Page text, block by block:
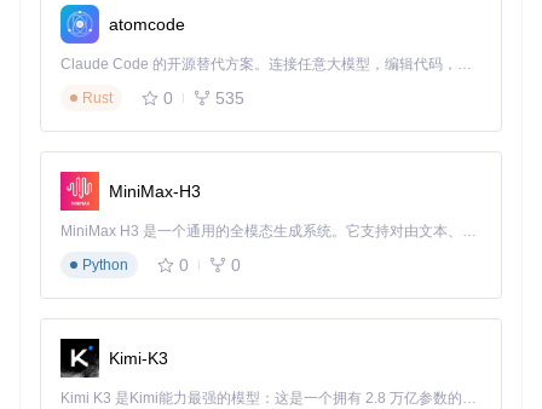
UDP模式提高探测效率。
工具内置的路径分析算法能自动识别网络瓶颈点，通过计算各
节点的延迟波动系数和丢包率，生成路径质量评分。系统还能
识别运营商网络边界，帮助诊断跨运营商连接问题。
图2：跨国网络路径分析界面，展示不同运营商间的路由交接
功能矩阵：构建全方位诊断能力
定位跨国网络延迟：地理可视化技术应用
NextTrace的地理可视化功能通过以下技术实现：
IP地址解析：整合多源IP地理信息数据库
atomcode
Claude Code 的开源替代方案。连接任意大模型，编辑代码，运行命令，自动验证 — 全自动执行。用 Rust 构建，极致性能。 ｜ An open-source alternative to Claude Code. Connect any LLM, edit code, run commands, and verify changes — autonomously. Built in Rust for speed. Get Started
Rust
0 535
MiniMax-H3
MiniMax H3 是一个通用的全模态生成系统。它支持对由文本、图像、视频和音频组成的多模态上下文进行统一理解，并能生成分辨率高达 2K、时长可达 15 秒的带原生立体声音频的视频。得益于面向任务泛化的系统设计，H3 在预训练阶段就已具备广泛的多模态上下文理解与生成能力，能够出色地执行复杂的多模态指令。
Python
0 0
Kimi-K3
Kimi K3 是Kimi能力最强的模型：这是一个拥有 2.8 万亿参数的混合专家（MoE）模型，具备原生视觉理解能力，并支持 100 万 token 的上下文窗口。